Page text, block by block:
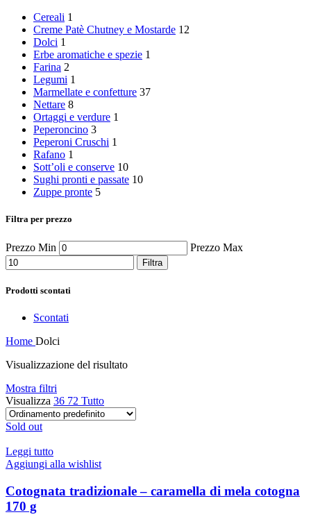
Cereali 1
Creme Patè Chutney e Mostarde 12
Dolci 1
Erbe aromatiche e spezie 1
Farina 2
Legumi 1
Marmellate e confetture 37
Nettare 8
Ortaggi e verdure 1
Peperoncino 3
Peperoni Cruschi 1
Rafano 1
Sott’oli e conserve 10
Sughi pronti e passate 10
Zuppe pronte 5
Filtra per prezzo
Prezzo Min Prezzo Max
Filtra
Prodotti scontati
Scontati
Home Dolci
Visualizzazione del risultato
Mostra filtri
Visualizza 36 72 Tutto
Sold out
Leggi tutto
Aggiungi alla wishlist
Cotognata tradizionale – caramella di mela cotogna
170 g